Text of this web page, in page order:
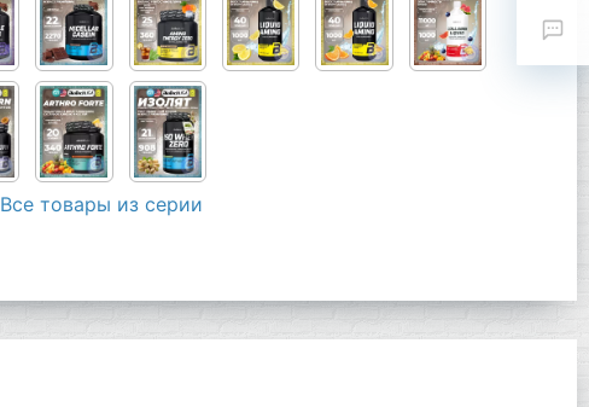
Все товары из серии